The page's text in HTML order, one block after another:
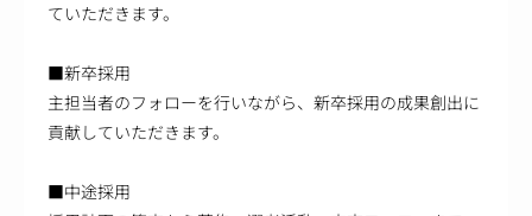
ていただきます。
■新卒採用
主担当者のフォローを行いながら、新卒採用の成果創出に
貢献していただきます。
■中途採用